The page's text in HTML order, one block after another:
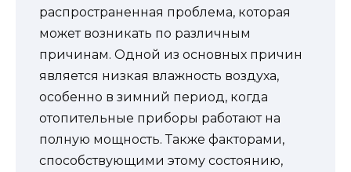
распространенная проблема, которая
может возникать по различным
причинам. Одной из основных причин
является низкая влажность воздуха,
особенно в зимний период, когда
отопительные приборы работают на
полную мощность. Также факторами,
способствующими этому состоянию,